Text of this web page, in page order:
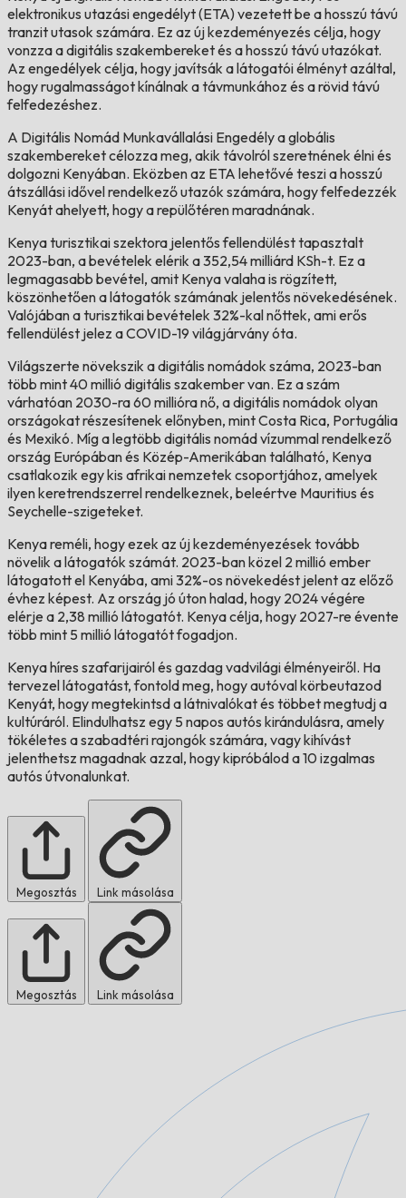
elektronikus utazási engedélyt (ETA) vezetett be a hosszú távú
tranzit utasok számára. Ez az új kezdeményezés célja, hogy
vonzza a digitális szakembereket és a hosszú távú utazókat.
Az engedélyek célja, hogy javítsák a látogatói élményt azáltal,
hogy rugalmasságot kínálnak a távmunkához és a rövid távú
felfedezéshez.
A Digitális Nomád Munkavállalási Engedély a globális
szakembereket célozza meg, akik távolról szeretnének élni és
dolgozni Kenyában. Eközben az ETA lehetővé teszi a hosszú
átszállási idővel rendelkező utazók számára, hogy felfedezzék
Kenyát ahelyett, hogy a repülőtéren maradnának.
Kenya turisztikai szektora jelentős fellendülést tapasztalt
2023-ban, a bevételek elérik a 352,54 milliárd KSh-t. Ez a
legmagasabb bevétel, amit Kenya valaha is rögzített,
köszönhetően a látogatók számának jelentős növekedésének.
Valójában a turisztikai bevételek 32%-kal nőttek, ami erős
fellendülést jelez a COVID-19 világjárvány óta.
Világszerte növekszik a digitális nomádok száma, 2023-ban
több mint 40 millió digitális szakember van. Ez a szám
várhatóan 2030-ra 60 millióra nő, a digitális nomádok olyan
országokat részesítenek előnyben, mint Costa Rica, Portugália
és Mexikó. Míg a legtöbb digitális nomád vízummal rendelkező
ország Európában és Közép-Amerikában található, Kenya
csatlakozik egy kis afrikai nemzetek csoportjához, amelyek
ilyen keretrendszerrel rendelkeznek, beleértve Mauritius és
Seychelle-szigeteket.
Kenya reméli, hogy ezek az új kezdeményezések tovább
növelik a látogatók számát. 2023-ban közel 2 millió ember
látogatott el Kenyába, ami 32%-os növekedést jelent az előző
évhez képest. Az ország jó úton halad, hogy 2024 végére
elérje a 2,38 millió látogatót. Kenya célja, hogy 2027-re évente
több mint 5 millió látogatót fogadjon.
Kenya híres szafarijairól és gazdag vadvilági élményeiről. Ha
tervezel látogatást, fontold meg, hogy autóval körbeutazod
Kenyát, hogy megtekintsd a látnivalókat és többet megtudj a
kultúráról. Elindulhatsz egy 5 napos autós kirándulásra, amely
tökéletes a szabadtéri rajongók számára, vagy kihívást
jelenthetsz magadnak azzal, hogy kipróbálod a 10 izgalmas
autós útvonalunkat.
Megosztás Link másolása
Megosztás Link másolása